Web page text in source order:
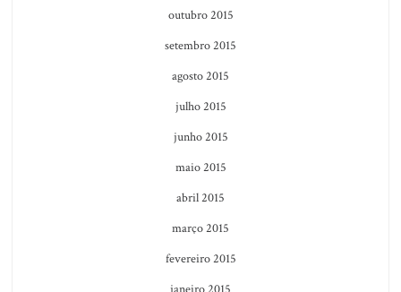
outubro 2015
setembro 2015
agosto 2015
julho 2015
junho 2015
maio 2015
abril 2015
março 2015
fevereiro 2015